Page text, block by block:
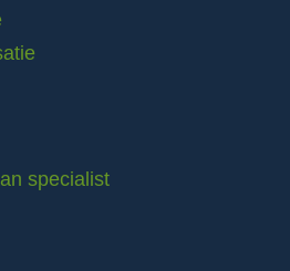
specialist